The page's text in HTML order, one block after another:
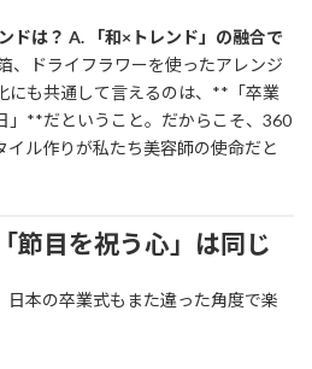
ドは？ A. 「和×トレンド」の融合で
、ドライフラワーを使ったアレンジ
にも共通して言えるのは、**「卒業
」**だということ。だからこそ、360
ル作りが私たち美容師の使命だと
節目を祝う心」は同じ
日本の卒業式もまた違った角度で楽